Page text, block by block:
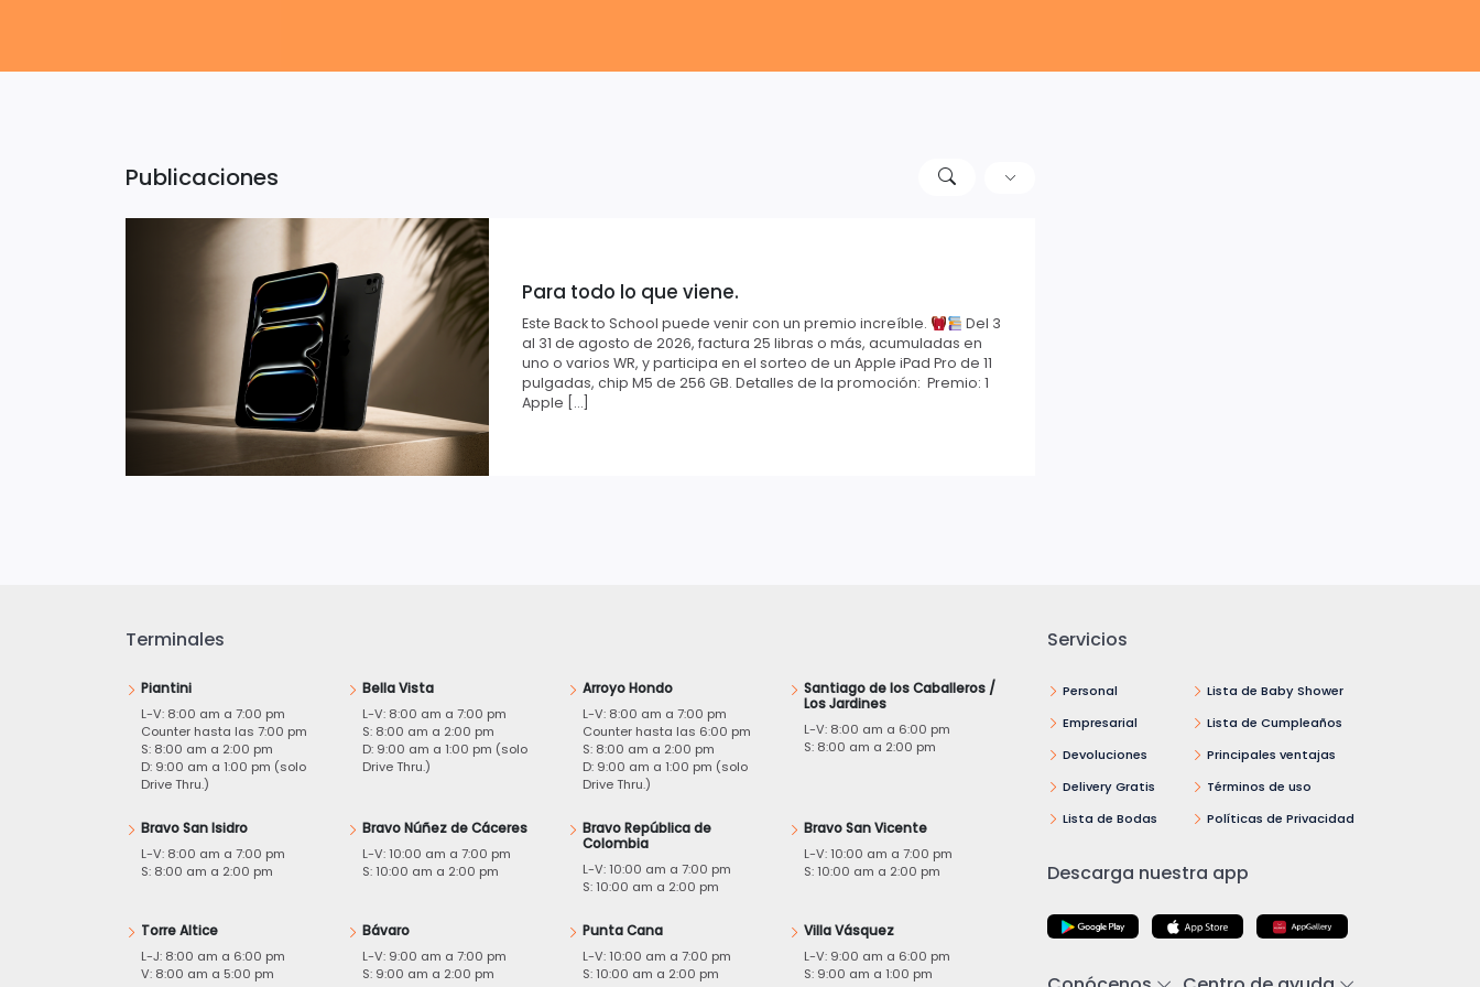
Publicaciones
Para todo lo que viene.
Este Back to School puede venir con un premio increíble.
Del 3
al 31 de agosto de 2026, factura 25 libras o más, acumuladas en
uno o varios WR, y participa en el sorteo de un Apple iPad Pro de 11
pulgadas, chip M5 de 256 GB. Detalles de la promoción: Premio: 1
Apple […]
Terminales
Piantini
L-V: 8:00 am a 7:00 pm
Counter hasta las 7:00 pm
S: 8:00 am a 2:00 pm
D: 9:00 am a 1:00 pm (solo
Drive Thru.)
Bella Vista
L-V: 8:00 am a 7:00 pm
S: 8:00 am a 2:00 pm
D: 9:00 am a 1:00 pm (solo
Drive Thru.)
Arroyo Hondo
L-V: 8:00 am a 7:00 pm
Counter hasta las 6:00 pm
S: 8:00 am a 2:00 pm
D: 9:00 am a 1:00 pm (solo
Drive Thru.)
Santiago de los Caballeros /
Los Jardines
L-V: 8:00 am a 6:00 pm
S: 8:00 am a 2:00 pm
Bravo San Isidro
L-V: 8:00 am a 7:00 pm
S: 8:00 am a 2:00 pm
Bravo Núñez de Cáceres
L-V: 10:00 am a 7:00 pm
S: 10:00 am a 2:00 pm
Bravo República de
Colombia
L-V: 10:00 am a 7:00 pm
S: 10:00 am a 2:00 pm
Bravo San Vicente
L-V: 10:00 am a 7:00 pm
S: 10:00 am a 2:00 pm
Torre Altice
L-J: 8:00 am a 6:00 pm
V: 8:00 am a 5:00 pm
Bávaro
L-V: 9:00 am a 7:00 pm
S: 9:00 am a 2:00 pm
Punta Cana
L-V: 10:00 am a 7:00 pm
S: 10:00 am a 2:00 pm
Villa Vásquez
L-V: 9:00 am a 6:00 pm
S: 9:00 am a 1:00 pm
Servicios
Personal
Empresarial
Devoluciones
Delivery Gratis
Lista de Bodas
Lista de Baby Shower
Lista de Cumpleaños
Principales ventajas
Términos de uso
Políticas de Privacidad
Descarga nuestra app